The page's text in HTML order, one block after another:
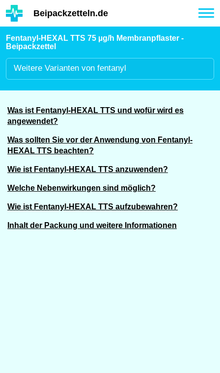
Hauptinhalt
Beipackzetteln.de
Fentanyl-HEXAL TTS 75 µg/h Membranpflaster -
Beipackzettel
Weitere Varianten von fentanyl
Was ist Fentanyl-HEXAL TTS und wofür wird es
angewendet?
Was sollten Sie vor der Anwendung von Fentanyl-
HEXAL TTS beachten?
Wie ist Fentanyl-HEXAL TTS anzuwenden?
Welche Nebenwirkungen sind möglich?
Wie ist Fentanyl-HEXAL TTS aufzubewahren?
Inhalt der Packung und weitere Informationen